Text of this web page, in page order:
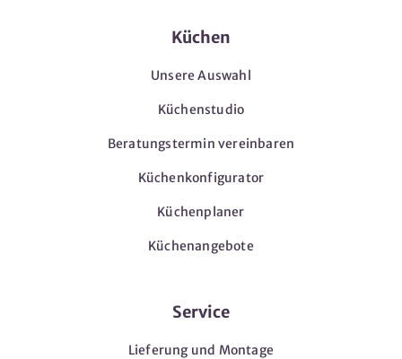
Küchen
Unsere Auswahl
Küchenstudio
Beratungstermin vereinbaren
Küchenkonfigurator
Küchenplaner
Küchenangebote
Service
Lieferung und Montage